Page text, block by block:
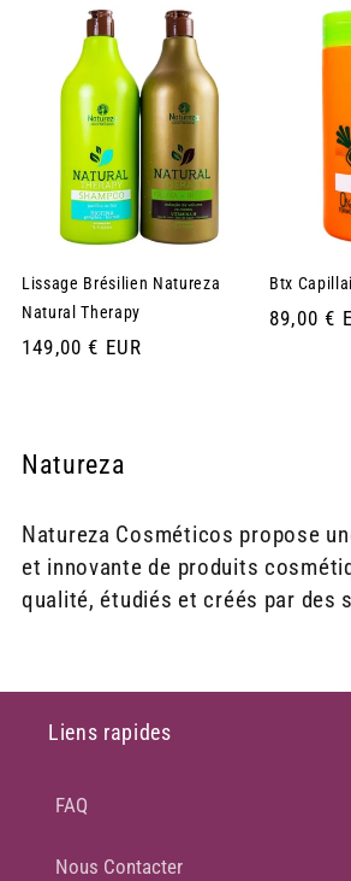
Lissage Brésilien Natureza
Natural Therapy
Prix
149,00 € EUR
Btx
Prix
89,00 €
Natureza
Natureza Cosméticos propose
et innovante de produits
qualité, étudiés et créés par des
Liens rapides
FAQ
Nous Contacter